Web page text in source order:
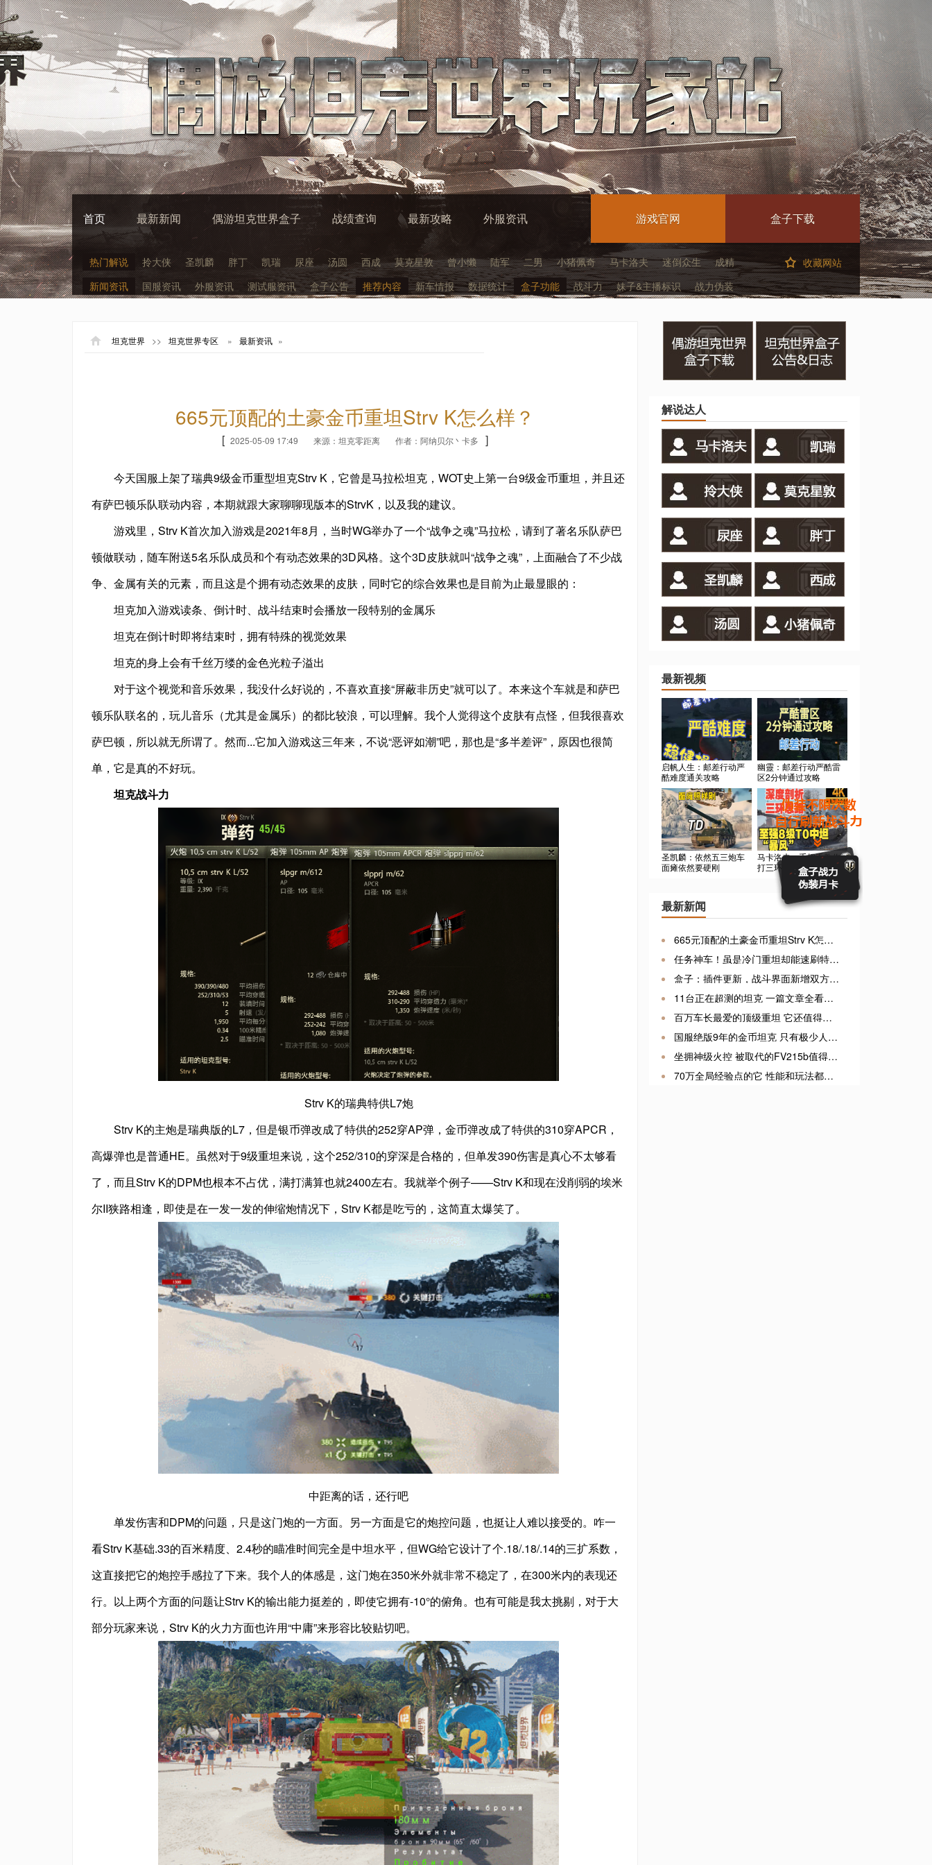
首页 最新新闻 偶游坦克世界盒子 战绩查询 最新攻略 外服资讯 游戏官网 盒子下载
热门解说 拎大侠 圣凯麟 胖丁 凯瑞 尿座 汤圆 西成 莫克星敦 曾小懒 陆军 二男 小猪佩奇 马卡洛夫 迷倒众生 成精
收藏网站
新闻资讯
国服资讯 外服资讯 测试服资讯 盒子公告 推荐内容 新车情报 数据统计 盒子功能 战斗力 妹子&主播标识 战力伪装
坦克世界 >> 坦克世界专区 » 最新资讯 »
665元顶配的土豪金币重坦Strv K怎么样？
[ 2025-05-09 17:49 来源：坦克零距离 作者：阿纳贝尔丶卡多 ]
今天国服上架了瑞典9级金币重型坦克Strv K，它曾是马拉松坦克，WOT史上第一台9级金币重坦，并且还
有萨巴顿乐队联动内容，本期就跟大家聊聊现版本的StrvK，以及我的建议。
游戏里，Strv K首次加入游戏是2021年8月，当时WG举办了一个“战争之魂”马拉松，请到了著名乐队萨巴
顿做联动，随车附送5名乐队成员和个有动态效果的3D风格。这个3D皮肤就叫“战争之魂”，上面融合了不少战
争、金属有关的元素，而且这是个拥有动态效果的皮肤，同时它的综合效果也是目前为止最显眼的：
坦克加入游戏读条、倒计时、战斗结束时会播放一段特别的金属乐
坦克在倒计时即将结束时，拥有特殊的视觉效果
坦克的身上会有千丝万缕的金色光粒子溢出
对于这个视觉和音乐效果，我没什么好说的，不喜欢直接“屏蔽非历史”就可以了。本来这个车就是和萨巴
顿乐队联名的，玩儿音乐（尤其是金属乐）的都比较浪，可以理解。我个人觉得这个皮肤有点怪，但我很喜欢
萨巴顿，所以就无所谓了。然而...它加入游戏这三年来，不说“恶评如潮”吧，那也是“多半差评”，原因也很简
单，它是真的不好玩。
坦克战斗力
Strv K的瑞典特供L7炮
Strv K的主炮是瑞典版的L7，但是银币弹改成了特供的252穿AP弹，金币弹改成了特供的310穿APCR，
高爆弹也是普通HE。虽然对于9级重坦来说，这个252/310的穿深是合格的，但单发390伤害是真心不太够看
了，而且Strv K的DPM也根本不占优，满打满算也就2400左右。我就举个例子——Strv K和现在没削弱的埃米
尔II狭路相逢，即使是在一发一发的伸缩炮情况下，Strv K都是吃亏的，这简直太爆笑了。
中距离的话，还行吧
单发伤害和DPM的问题，只是这门炮的一方面。另一方面是它的炮控问题，也挺让人难以接受的。咋一
看Strv K基础.33的百米精度、2.4秒的瞄准时间完全是中坦水平，但WG给它设计了个.18/.18/.14的三扩系数，
这直接把它的炮控手感拉了下来。我个人的体感是，这门炮在350米外就非常不稳定了，在300米内的表现还
行。以上两个方面的问题让Strv K的输出能力挺差的，即使它拥有-10°的俯角。也有可能是我太挑剔，对于大
部分玩家来说，Strv K的火力方面也许用“中庸”来形容比较贴切吧。
解说达人
最新视频
启帆人生：邮差行动严
酷难度通关攻略
幽靈：邮差行动严酷雷
区2分钟通过攻略
圣凯麟：依然五三炮车
面瘫依然要硬刚
马卡洛夫：手把手教你
打三环 最强8金 暴风
最新新闻
665元顶配的土豪金币重坦Strv K怎么样？
任务神车！虽是冷门重坦却能速刷特级嘉奖
盒子：插件更新，战斗界面新增双方平均战力
11台正在超测的坦克 一篇文章全看懂！
百万车长最爱的顶级重坦 它还值得练吗
国服绝版9年的金币坦克 只有极少人才拥有它
坐拥神级火控 被取代的FV215b值得换吗？
70万全局经验点的它 性能和玩法都很离谱